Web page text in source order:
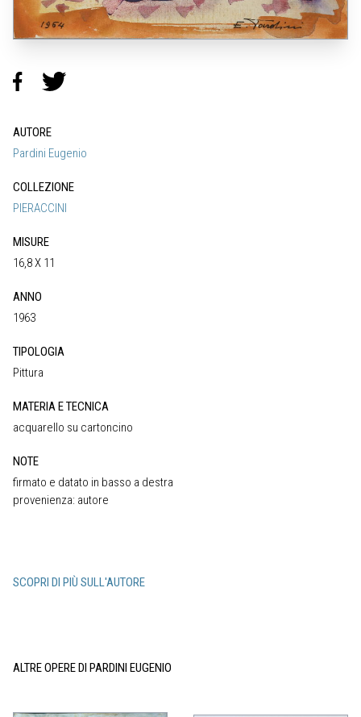
AUTORE
Pardini Eugenio
COLLEZIONE
PIERACCINI
MISURE
16,8 X 11
ANNO
1963
TIPOLOGIA
Pittura
MATERIA E TECNICA
acquarello su cartoncino
NOTE
firmato e datato in basso a destra
provenienza: autore
SCOPRI DI PIÙ SULL'AUTORE
ALTRE OPERE DI PARDINI EUGENIO